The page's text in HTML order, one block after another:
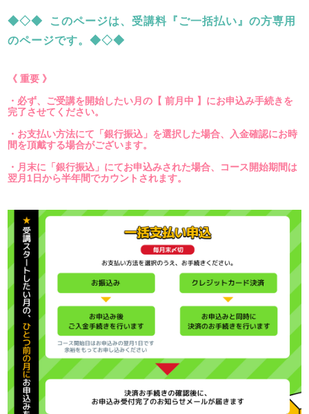
◆◇◆ このページは、受講料『ご一括払い』の方専用
のページです。◆◇◆
《 重要 》
・必ず、ご受講を開始したい月の【 前月中 】にお申込み手続きを
完了させてください。
・お支払い方法にて「銀行振込」を選択した場合、入金確認にお時
間を頂戴する場合がございます。
・月末に「銀行振込」にてお申込みされた場合、コース開始期間は
翌月1日から半年間でカウントされます。